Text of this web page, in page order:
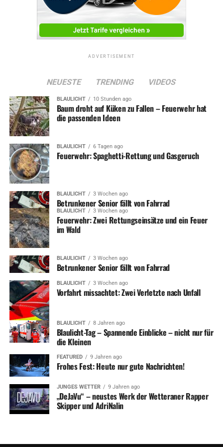
ADVERTISEMENT
NEUESTE TRENDING VIDEOS
BLAULICHT 10 Stunden ago
Baum droht auf Küken zu Fallen – Feuerwehr hat
die passenden Ideen
BLAULICHT 6 Tagen ago
Feuerwehr: Spaghetti-Rettung und Gasgeruch
BLAULICHT 3 Wochen ago
Betrunkener Senior fällt von Fahrrad
BLAULICHT 3 Wochen ago
Feuerwehr: Zwei Rettungseinsätze und ein Feuer
im Wald
BLAULICHT 3 Wochen ago
Betrunkener Senior fällt von Fahrrad
BLAULICHT 3 Wochen ago
Vorfahrt missachtet: Zwei Verletzte nach Unfall
BLAULICHT 8 Jahren ago
Blaulicht-Tag – Spannende Einblicke – nicht nur für
die Kleinen
FEATURED 9 Jahren ago
Frohes Fest: Heute nur gute Nachrichten!
JUNGES WETTER 9 Jahren ago
„DeJaVu“ – neustes Werk der Wetteraner Rapper
Skipper und AdriNalin